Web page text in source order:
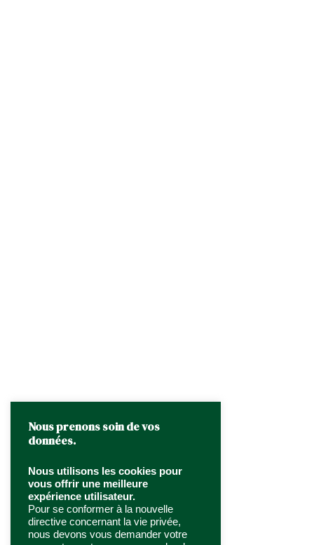
Nous prenons soin de vos
données.
Nous utilisons les cookies pour
vous offrir une meilleure
expérience utilisateur.
Pour se conformer à la nouvelle
directive concernant la vie privée,
nous devons vous demander votre